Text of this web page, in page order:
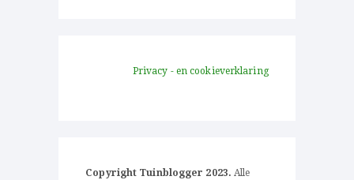
Privacy - en cookieverklaring
Copyright Tuinblogger 2023. Alle